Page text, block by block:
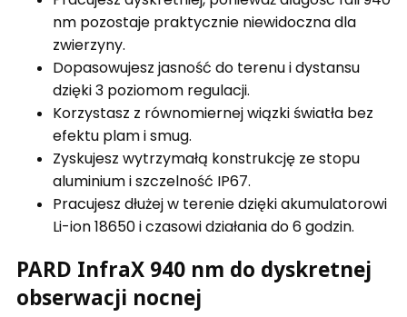
nm pozostaje praktycznie niewidoczna dla
zwierzyny.
Dopasowujesz jasność do terenu i dystansu
dzięki 3 poziomom regulacji.
Korzystasz z równomiernej wiązki światła bez
efektu plam i smug.
Zyskujesz wytrzymałą konstrukcję ze stopu
aluminium i szczelność IP67.
Pracujesz dłużej w terenie dzięki akumulatorowi
Li-ion 18650 i czasowi działania do 6 godzin.
PARD InfraX 940 nm do dyskretnej
obserwacji nocnej